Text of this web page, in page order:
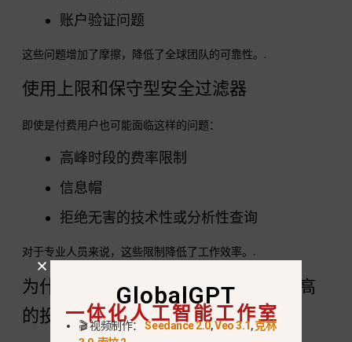
账户验证问题
这些问题增加了摩擦，降低了全球团队的可靠性。.
使用上限和保守型安全过滤器
即使是付费用户也可能面临这样的问题：
高峰时段的费率限制
信息帽
拒绝无害的技术性或分析性查询
对于专业人员来说，这些限制降低了工作效率。.
为什么一体化人工智能平台能带来更高
的投资回报率？
GlobalGPT
一体化人工智能工作室
🎬 视频制作：Seedance 2.0,Veo 3.1,克林